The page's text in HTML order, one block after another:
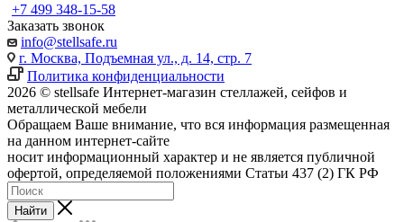
+7 499 348-15-58
Заказать звонок
info@stellsafe.ru
г. Москва, Подъемная ул., д. 14, стр. 7
Политика конфиденциальности
2026 © stellsafe Интернет-магазин стеллажей, сейфов и
металлической мебели
Обращаем Ваше внимание, что вся информация размещенная
на данном интернет-сайте
носит информационный характер и не является публичной
офертой, определяемой положениями Статьи 437 (2) ГК РФ
Найти